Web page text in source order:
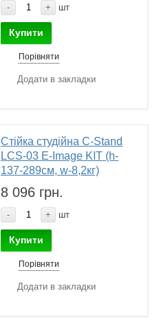
- + шт
Купити
Порівняти
Додати в закладки
Стійка студійна C-Stand
LCS-03 E-Image KIT (h-
137-289см, w-8,2кг)
8 096 грн.
- + шт
Купити
Порівняти
Додати в закладки